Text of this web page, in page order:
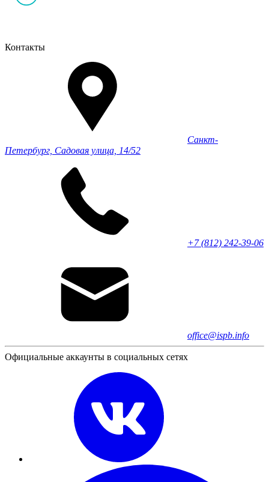
Контакты
Санкт-
Петербург, Садовая улица, 14/52
+7 (812) 242-39-06
office@ispb.info
Официальные аккаунты в социальных сетях